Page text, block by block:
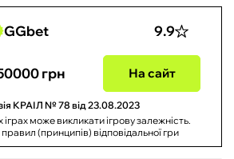
GGbet 9.9
грн На сайт
КРАІЛ № 78 від 23.08.2023
може викликати ігрову залежність.
(принципів) відповідальної гри